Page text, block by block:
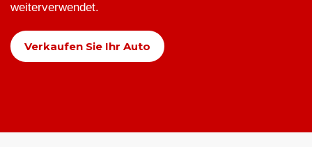
weiterverwendet.
Verkaufen Sie Ihr Auto